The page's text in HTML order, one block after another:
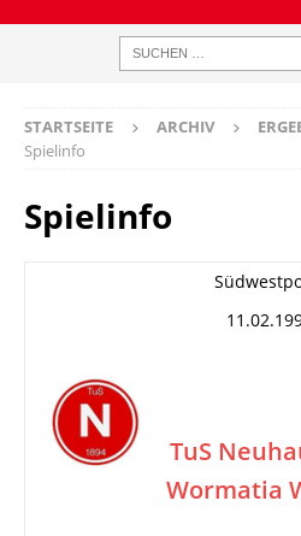
STARTSEITE ARCHIV
Spielinfo
Spielinfo
TuS
Wormatia